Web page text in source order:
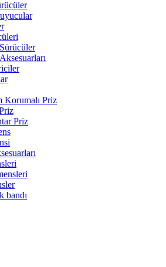
Korumalı Priz
Priz
bandı